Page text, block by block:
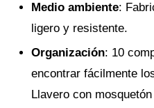
Medio ambiente:
ligero y resistente.
Organización: 10
encontrar fácilmente
Llavero con